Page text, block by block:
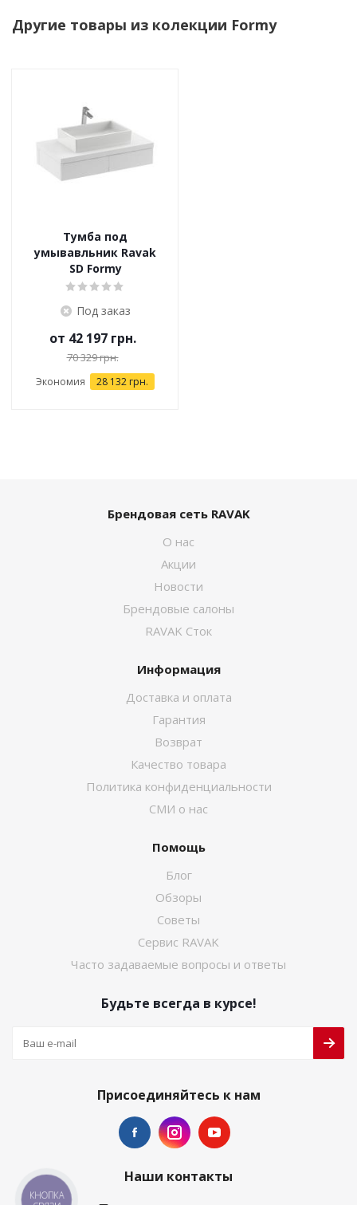
Другие товары из колекции Formy
Тумба под
умывавльник Ravak
SD Formy
Под заказ
от 42 197 грн.
70 329 грн.
Экономия 28 132 грн.
Брендовая сеть RAVAK
О нас
Акции
Новости
Брендовые салоны
RAVAK Сток
Информация
Доставка и оплата
Гарантия
Возврат
Качество товара
Политика конфиденциальности
СМИ о нас
Помощь
Блог
Обзоры
Советы
Сервис RAVAK
Часто задаваемые вопросы и ответы
Будьте всегда в курсе!
Присоединяйтесь к нам
Наши контакты
КНОПКА